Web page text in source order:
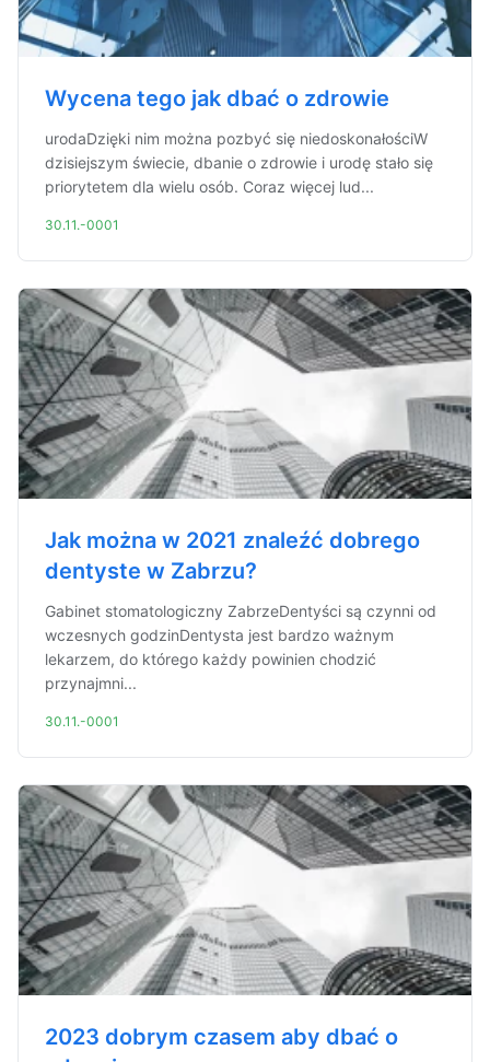
Wycena tego jak dbać o zdrowie
urodaDzięki nim można pozbyć się niedoskonałościW
dzisiejszym świecie, dbanie o zdrowie i urodę stało się
priorytetem dla wielu osób. Coraz więcej lud...
30.11.-0001
Jak można w 2021 znaleźć dobrego
dentyste w Zabrzu?
Gabinet stomatologiczny ZabrzeDentyści są czynni od
wczesnych godzinDentysta jest bardzo ważnym
lekarzem, do którego każdy powinien chodzić
przynajmni...
30.11.-0001
2023 dobrym czasem aby dbać o